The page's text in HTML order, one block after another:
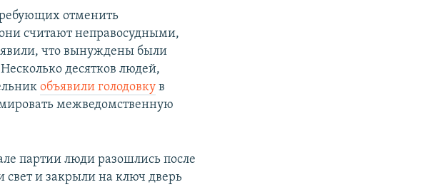
отменить
считают неправосудными,
что вынуждены были
десятков людей,
объявили голодовку в
межведомственную
партии люди разошлись после
и закрыли на ключ дверь